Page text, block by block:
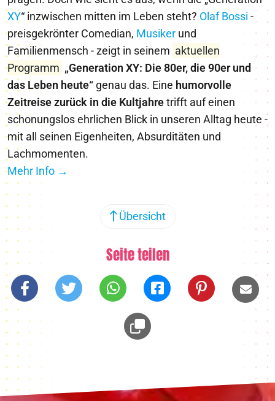
XY“ inzwischen mitten im Leben steht? Olaf Bossi -
preisgekrönter Comedian, Musiker und
Familienmensch - zeigt in seinem aktuellen
Programm „Generation XY: Die 80er, die 90er und
das Leben heute“ genau das. Eine humorvolle
Zeitreise zurück in die Kultjahretrifft auf einen
schonungslos ehrlichen Blick in unseren Alltag heute -
mit all seinen Eigenheiten, Absurditäten und
Lachmomenten.
Mehr Info →
Übersicht
Seite teilen